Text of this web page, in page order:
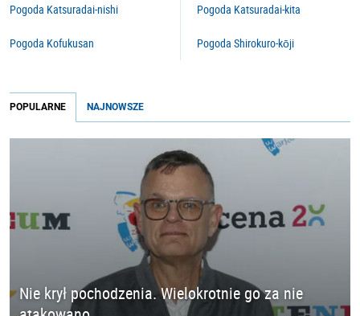
Pogoda Katsuradai-nishi
Pogoda Kofukusan
Pogoda Katsuradai-kita
Pogoda Shirokuro-kōji
POPULARNE NAJNOWSZE
Nie krył pochodzenia. Wielokrotnie go za nie